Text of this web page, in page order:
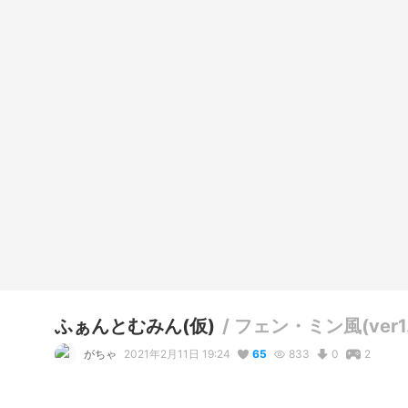
ふぁんとむみん(仮) / フェン・ミン風
がちゃ 2021年2月11日 19:24 65 833 0 2